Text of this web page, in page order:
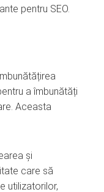
pentru SEO.
a îmbunătăți
Aceasta
și
care să
utilizatorilor,